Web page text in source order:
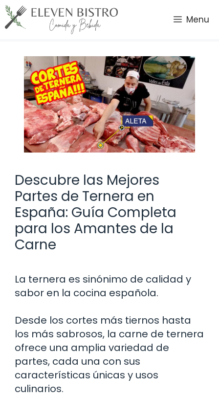
Saltar
al
contenido
Menu
Descubre las Mejores
Partes de Ternera en
España: Guía Completa
para los Amantes de la
Carne
La ternera es sinónimo de calidad y
sabor en la cocina española.
Desde los cortes más tiernos hasta
los más sabrosos, la carne de ternera
ofrece una amplia variedad de
partes, cada una con sus
características únicas y usos
culinarios.